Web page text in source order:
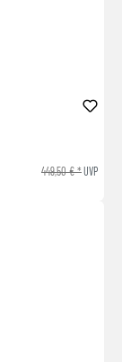
449,50 € *UVP